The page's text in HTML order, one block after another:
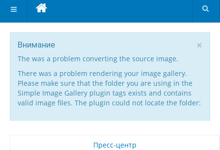
×
Внимание
The was a problem converting the source image.
There was a problem rendering your image gallery.
Please make sure that the folder you are using in the
Simple Image Gallery plugin tags exists and contains
valid image files. The plugin could not locate the folder:
Пресс-центр